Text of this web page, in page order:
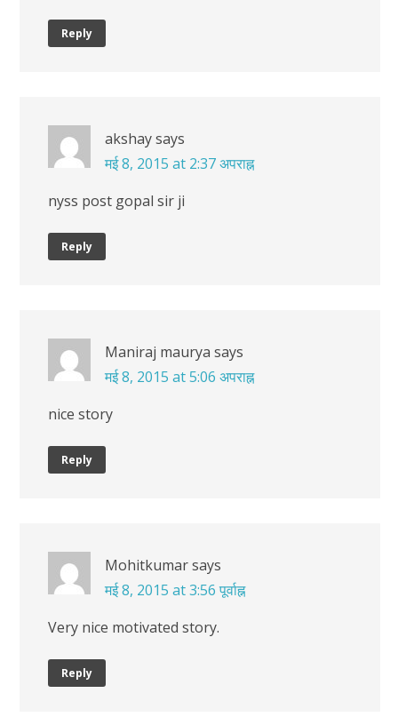
Reply
akshaysays
मई 8, 2015 at 2:37 अपराह्न
nyss post gopal sir ji
Reply
Maniraj maurya says
मई 8, 2015 at 5:06 अपराह्न
nice story
Reply
Mohitkumarsays
मई 8, 2015 at 3:56 पूर्वाह्न
Very nice motivated story.
Reply